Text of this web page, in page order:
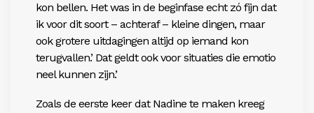
kon bellen. Het was in de beginfase echt zó fijn dat
ik voor dit soort – achteraf – kleine dingen,maar
ook grotere uitdagingen altijd op iemand kon
terugvallen.’ Dat geldt ook voor situaties die emotio­
neel kunnen zijn.’
Zoals de eerste keer dat Nadine te maken kreeg